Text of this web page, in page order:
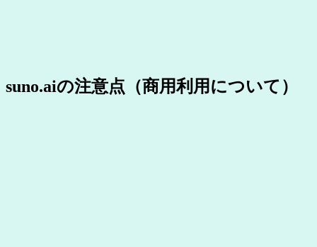
suno.aiの注意点（商用利用について）